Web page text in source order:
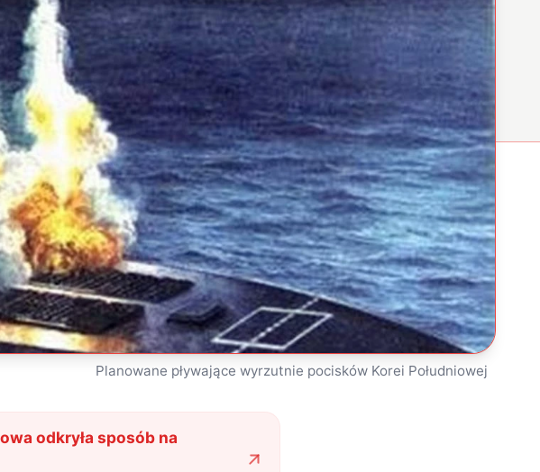
Planowane pływające wyrzutnie pocisków Korei Południowej
odkryła sposób na